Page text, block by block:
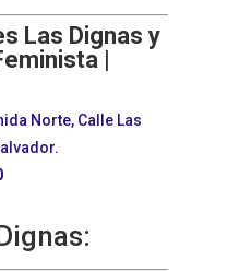
Las Dignas y
|
Norte, Calle Las